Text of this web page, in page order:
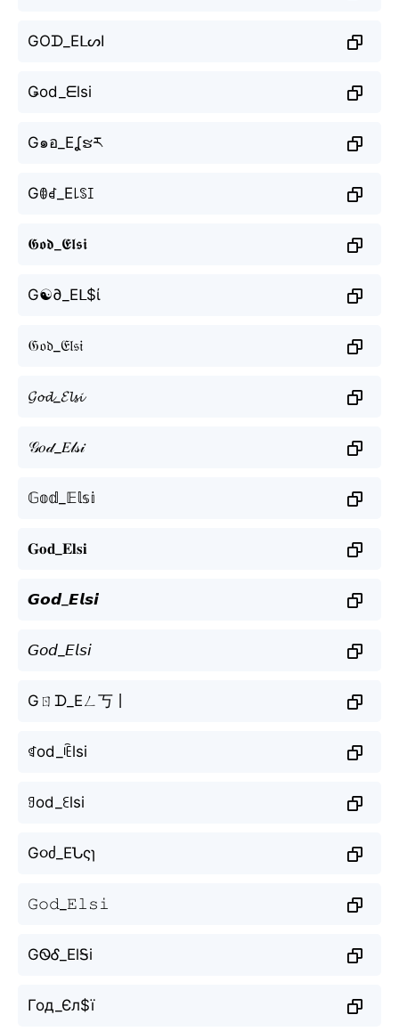
GOᗪ_EᒪᔕI
Ǥod_ᗴlsi
G๑อ_Eʆຮར
Gꂦꀸ_E꒒ꌗꀤ
𝕲𝖔𝖉_𝕰𝖑𝖘𝖎
G☯∂_Eᒪ$ί
𝔊𝔬𝔡_𝔈𝔩𝔰𝔦
𝓖𝓸𝓭_𝓔𝓵𝓼𝓲
𝒢𝑜𝒹_𝐸𝓁𝓈𝒾
𝔾𝕠𝕕_𝔼𝕝𝕤𝕚
𝐆𝐨𝐝_𝐄𝐥𝐬𝐢
𝙂𝙤𝙙_𝙀𝙡𝙨𝙞
𝘎𝘰𝘥_𝘌𝘭𝘴𝘪
Gㄖᗪ_Eㄥ丂丨
ꁍod_ꍟlsi
ꍌod_ꏂlsi
G૦ძ_EՆςɿ
𝙶𝚘𝚍_𝙴𝚕𝚜𝚒
GᏫᎴ_ElᎦi
Год_Єл$ї